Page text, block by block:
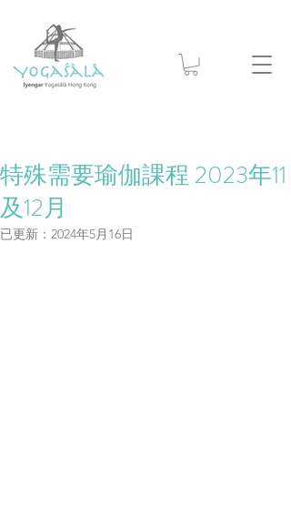
特殊需要瑜伽課程 2023年11
及12月
已更新： 2024年5月16日